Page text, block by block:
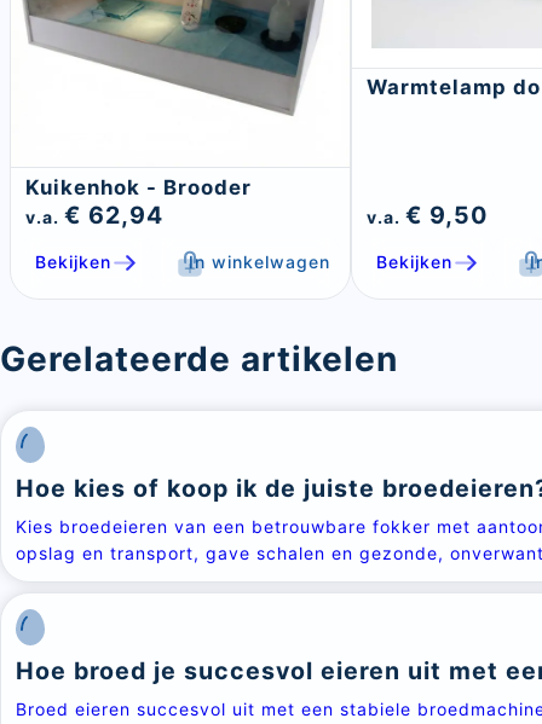
Kuikenhok - Brooder
v.a. € 62,94
Bekijken In winkelwagen
Warmtelamp
v.a. € 9,50
Bekijken
Gerelateerde artikelen
Hoe kies of koop ik de juiste
Kies broedeieren van een betrouwbare fokker met
opslag en transport, gave schalen en gezonde,
Hoe broed je succesvol eieren uit met
Broed eieren succesvol uit met een stabiele